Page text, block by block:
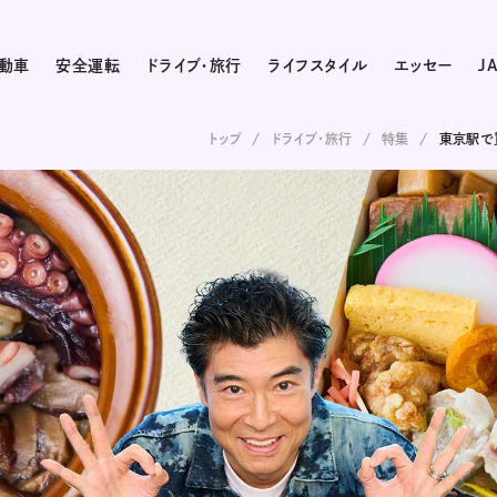
車 安全運転 ドライブ・旅行 ライフスタイル エッセー
トップ ドライブ･旅行 特集